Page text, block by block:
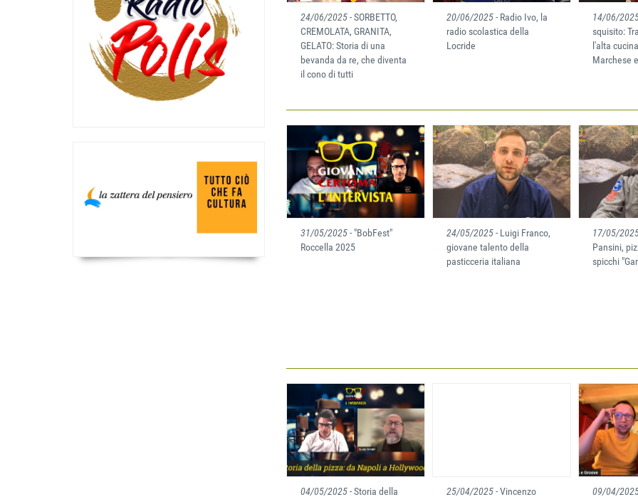
24/06/2025- SORBETTO,
CREMOLATA, GRANITA,
GELATO: Storia di una
bevanda da re, che diventa
il cono di tutti
20/06/2025- Radio Ivo, la
radio scolastica della
Locride
14/06/
squisito:
l'alta
Marchese
31/05/2025- "BobFest"
Roccella 2025
24/05/2025- Luigi Franco,
giovane talento della
pasticceria italiana
17/05/
Pansini,
spicchi
04/05/2025- Storia della 25/04/2025- Vincenzo 09/04/